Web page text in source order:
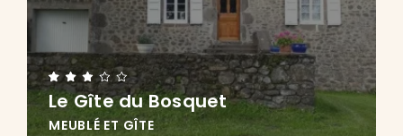
Le Gîte du Bosquet
MEUBLÉ ET GÎTE